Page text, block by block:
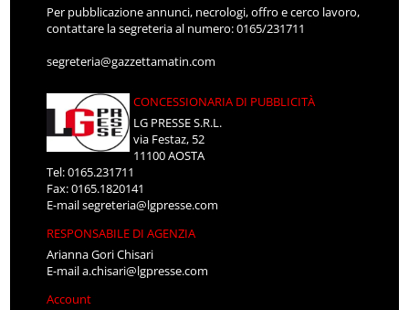
Per pubblicazione annunci, necrologi, offro e cerco lavoro,
contattare la segreteria al numero: 0165/231711
segreteria@gazzettamatin.com
CONCESSIONARIA DI PUBBLICITÀ
LG PRESSE S.R.L.
via Festaz, 52
11100 AOSTA
Tel: 0165.231711
Fax: 0165.1820141
E-mailsegreteria@lgpresse.com
RESPONSABILE DI AGENZIA
Arianna Gori Chisari
E-maila.chisari@lgpresse.com
Account